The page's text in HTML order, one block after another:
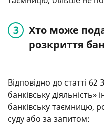
Хто може
розкриття
Відповідно до статті
банківську
банківську таємницю,
суду або за запитом: